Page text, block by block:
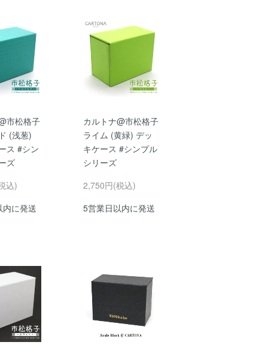
市松格子
(浅葱)
ス #シン
ズ
込)
に発送
カルトナ@市松格子
ライム (黄緑) デッ
キケース #シンプル
シリーズ
2,750円(税込)
5営業日以内に発送